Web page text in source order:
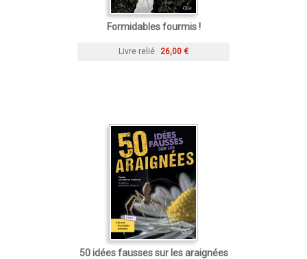
Formidables fourmis !
Livre relié 26,00 €
50 idées fausses sur les araignées